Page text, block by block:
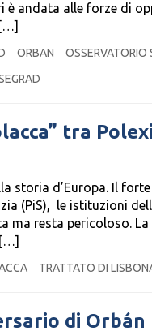
è andata alle forze di
ORBAN OSSERVATORIO
tra
storia d’Europa. Il
(PiS), le istituzioni
ma resta pericoloso.
[…]
TRATTATO DI
di Orbán